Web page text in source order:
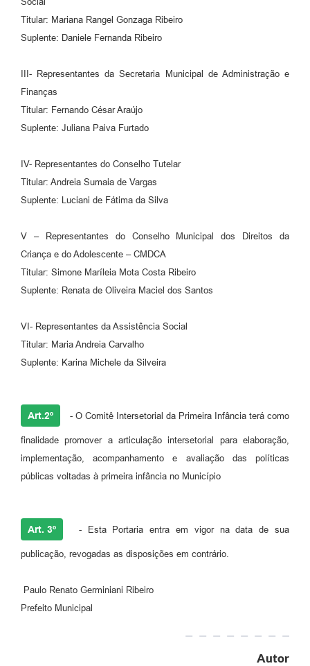
Titular: Mariana Rangel Gonzaga Ribeiro
Suplente: Daniele Fernanda Ribeiro
III- Representantes da Secretaria Municipal de Administração e
Finanças
Titular: Fernando César Araújo
Suplente: Juliana Paiva Furtado
IV- Representantes do Conselho Tutelar
Titular: Andreia Sumaia de Vargas
Suplente: Luciani de Fátima da Silva
V – Representantes do Conselho Municipal dos Direitos da
Criança e do Adolescente – CMDCA
Titular: Simone Maríleia Mota Costa Ribeiro
Suplente: Renata de Oliveira Maciel dos Santos
VI- Representantes da Assistência Social
Titular: Maria Andreia Carvalho
Suplente: Karina Michele da Silveira
Art.2º - O Comitê Intersetorial da Primeira Infância terá como
finalidade promover a articulação intersetorial para elaboração,
implementação, acompanhamento e avaliação das políticas
públicas voltadas à primeira infância no Município
Art. 3º - Esta Portaria entra em vigor na data de sua
publicação, revogadas as disposições em contrário.
Paulo Renato Germiniani Ribeiro
Prefeito Municipal
Autor